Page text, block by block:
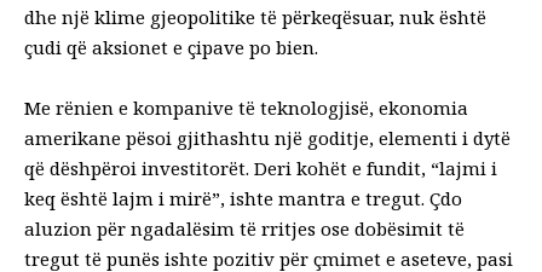
dhe një klime gjeopolitike të përkeqësuar, nuk është
çudi që aksionet e çipave po bien.
Me rënien e kompanive të teknologjisë, ekonomia
amerikane pësoi gjithashtu një goditje, elementi i dytë
që dëshpëroi investitorët. Deri kohët e fundit, “lajmi i
keq është lajm i mirë”, ishte mantra e tregut. Çdo
aluzion për ngadalësim të rritjes ose dobësimit të
tregut të punës ishte pozitiv për çmimet e aseteve, pasi